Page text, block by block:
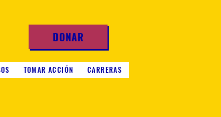
DONAR
TOMAR ACCIÓN CARRERAS